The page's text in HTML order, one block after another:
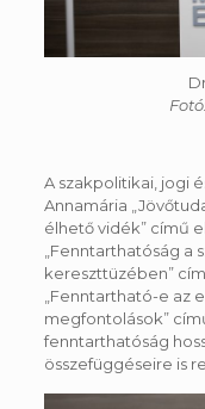
A szakpolitikai, jogi
Annamária
élhető vidék” című
„Fenntarthatóság
kereszttüzében”
„Fenntartható-e az
megfontolások”
fenntarthatóság
összefüggéseire is